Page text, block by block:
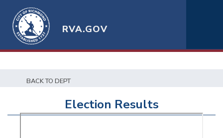
RVA.GOV
BACK TO DEPT
Election Results